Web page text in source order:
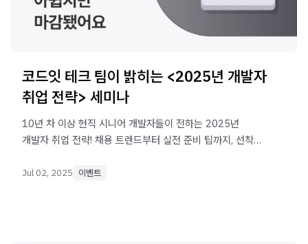
코드잇 테크 팀이 밝히는 <2025년 개발자
취업 전략> 세미나
10년 차 이상 현직 시니어 개발자들이 전하는 2025년
개발자 취업 전략! 채용 트렌드부터 실전 준비 팁까지, 선착순
Jul 02, 2025 이벤트